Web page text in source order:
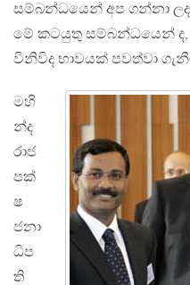
සම්බන්ධයෙන් අප ගන්නා ලද
මේ කටයුතු සම්බන්ධයෙන්
විනිවිද භාවයක් පවත්වා
මහි
න්ද
රාජ
පක්
ෂ
ජනා
ධිප
ති